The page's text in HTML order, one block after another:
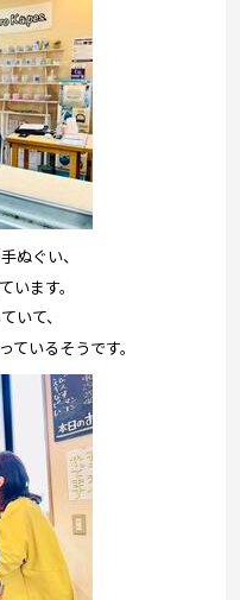
ぬぐい、
ます。
いて、
いるそうです。